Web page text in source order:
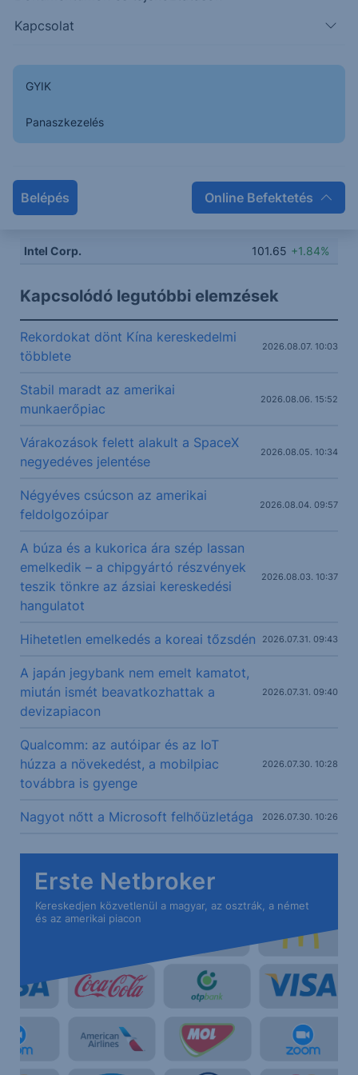
Kapcsolat
GYIK
Panaszkezelés
Belépés Online Befektetés
102
Intel Corp. 101.65 +1.84%
Kapcsolódó legutóbbi elemzések
Rekordokat dönt Kína kereskedelmi
többlete
2026.08.07. 10:03
Stabil maradt az amerikai
munkaerőpiac
2026.08.06. 15:52
Várakozások felett alakult a SpaceX
negyedéves jelentése
2026.08.05. 10:34
Négyéves csúcson az amerikai
feldolgozóipar
2026.08.04. 09:57
A búza és a kukorica ára szép lassan
emelkedik – a chipgyártó részvények
teszik tönkre az ázsiai kereskedési
hangulatot
2026.08.03. 10:37
Hihetetlen emelkedés a koreai tőzsdén 2026.07.31. 09:43
A japán jegybank nem emelt kamatot,
miután ismét beavatkozhattak a
devizapiacon
2026.07.31. 09:40
Qualcomm: az autóipar és az IoT
húzza a növekedést, a mobilpiac
továbbra is gyenge
2026.07.30. 10:28
Nagyot nőtt a Microsoft felhőüzletága 2026.07.30. 10:26
Erste Netbroker
Kereskedjen közvetlenül a magyar, az osztrák, a német
és az amerikai piacon